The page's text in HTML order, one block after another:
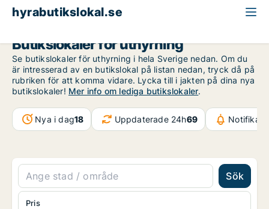
hyrabutikslokal.se
Butikslokaler för uthyrning
Se butikslokaler för uthyrning i hela Sverige nedan. Om du
är intresserad av en butikslokal på listan nedan, tryck då på
rubriken för att komma vidare. Lycka till i jakten på dina nya
butikslokaler! Mer info om lediga butikslokaler.
Nya i dag18 Uppdaterade 24h69
Sök
Pris